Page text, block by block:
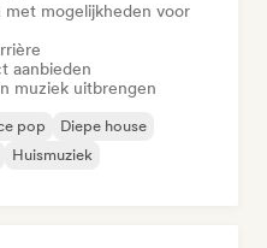
mogelijkheden voor
aanbieden
muziek uitbrengen
pop
Diepe house
Huismuziek